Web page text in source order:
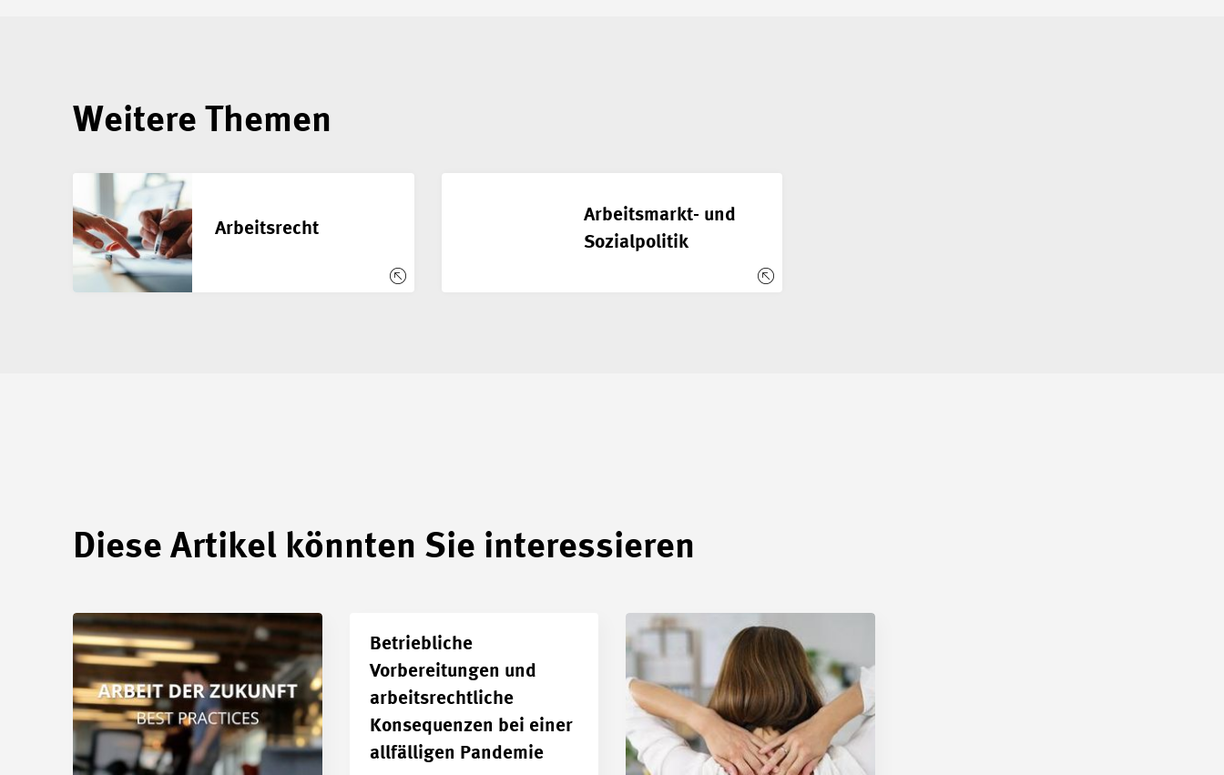
Weitere Themen
Arbeitsrecht
Arbeitsmarkt- und
Sozialpolitik
Diese Artikel könnten Sie interessieren
Betriebliche
Vorbereitungen und
arbeitsrechtliche
Konsequenzen bei einer
allfälligen Pandemie